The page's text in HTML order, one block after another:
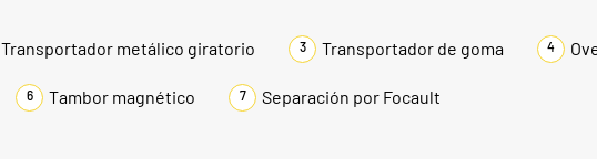
Transportador metálico giratorio 3 Transportador de goma 4
6 Tambor magnético 7 Separación por Focault